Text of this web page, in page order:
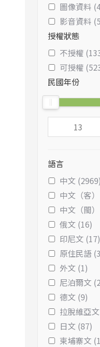
圖像資料
影音資料
授權狀態
不授權
可授權
民國年份
語言
中文 (2969)
中文（客
中文（閩
俄文 (16)
印尼文 (17)
原住民語
外文 (1)
尼泊爾文
德文 (9)
拉脫維亞
日文 (87)
柬埔寨文